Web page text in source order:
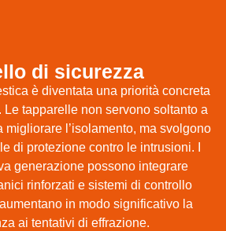
di sicurezza
è diventata una priorità concreta
Le tapparelle non servono soltanto a
migliorare l’isolamento, ma svolgono
di protezione contro le intrusioni. I
generazione possono integrare
rinforzati e sistemi di controllo
in modo significativo la
ai tentativi di effrazione.